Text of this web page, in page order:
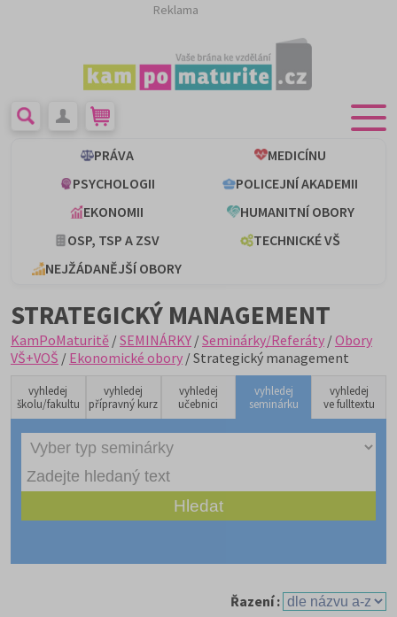
Reklama
PRÁVA
MEDICÍNU
PSYCHOLOGII
POLICEJNÍ AKADEMII
EKONOMII
HUMANITNÍ OBORY
OSP, TSP A ZSV
TECHNICKÉ VŠ
NEJŽÁDANĚJŠÍ OBORY
STRATEGICKÝ MANAGEMENT
KamPoMaturitě /SEMINÁRKY /Seminárky/Referáty /Obory
VŠ+VOŠ / Ekonomické obory / Strategický management
vyhledej
školu/fakultu
vyhledej
přípravný kurz
vyhledej
učebnici
vyhledej
seminárku
vyhledej
ve fulltextu
Řazení :